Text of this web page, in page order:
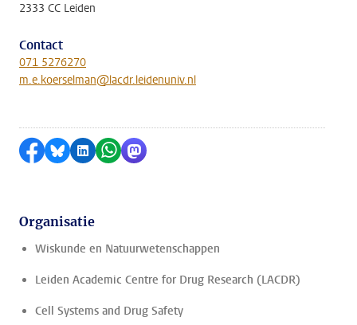
2333 CC Leiden
Contact
071 5276270
m.e.koerselman@lacdr.leidenuniv.nl
Delen op Facebook
Delen via Bluesky
Delen op LinkedIn
Delen via WhatsApp
Delen via Mastodon
Organisatie
Wiskunde en Natuurwetenschappen
Leiden Academic Centre for Drug Research (LACDR)
Cell Systems and Drug Safety